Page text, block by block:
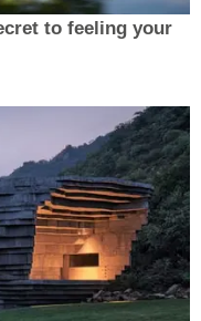
to feeling your